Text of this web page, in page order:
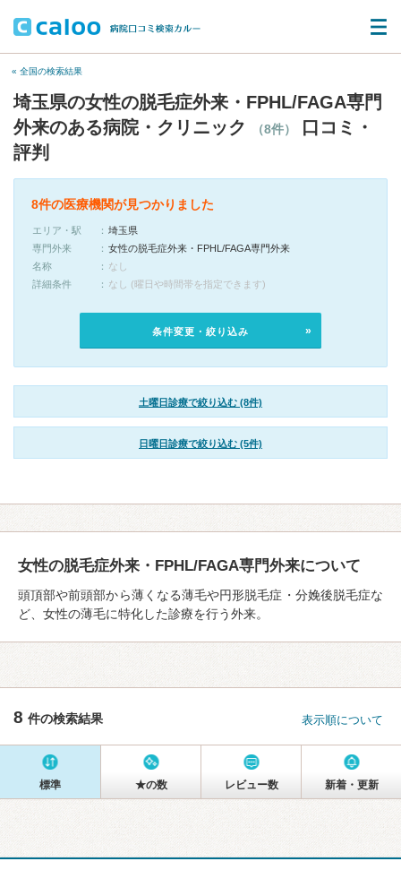
« 全国の検索結果
埼玉県の女性の脱毛症外来・FPHL/FAGA専門
外来のある病院・クリニック
（8件）
口コミ・
評判
8件の医療機関が見つかりました
エリア・駅
埼玉県
専門外来
女性の脱毛症外来・FPHL/FAGA専門外来
名称
なし
詳細条件
なし (曜日や時間帯を指定できます)
条件変更・絞り込み
土曜日診療で絞り込む (8件)
日曜日診療で絞り込む (5件)
女性の脱毛症外来・FPHL/FAGA専門外来について
頭頂部や前頭部から薄くなる薄毛や円形脱毛症・分娩後脱毛症な
ど、女性の薄毛に特化した診療を行う外来。
8 件の検索結果 表示順について
標準 ★の数 レビュー数 新着・更新